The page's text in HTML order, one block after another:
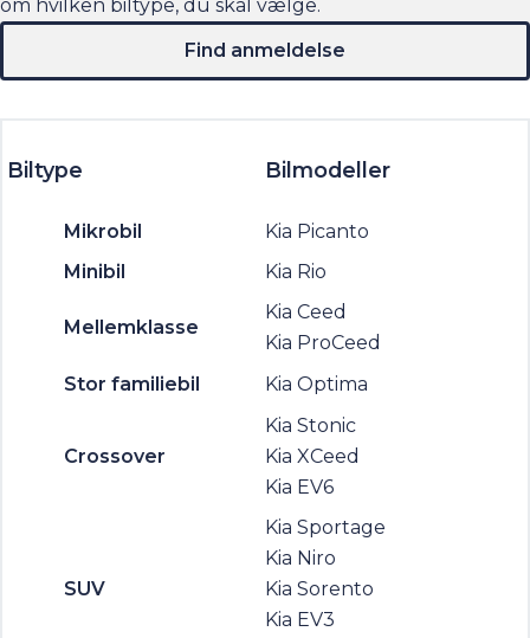
om hvilken biltype, du skal vælge.
Find anmeldelse
Biltype Bilmodeller
Mikrobil
Kia Picanto
Minibil
Kia Rio
Mellemklasse
Kia Ceed
Kia ProCeed
Stor familiebil
Kia Optima
Crossover
Kia Stonic
Kia XCeed
Kia EV6
SUV
Kia Sportage
Kia Niro
Kia Sorento
Kia EV3